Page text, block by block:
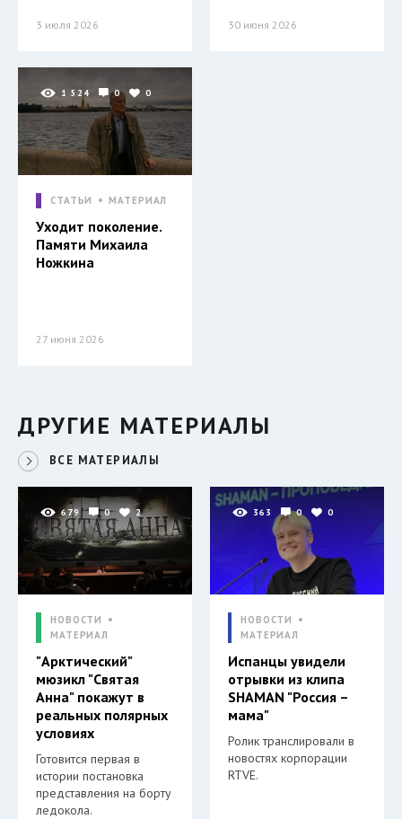
3 июля 2026 30 июня 2026
1 524 0 0
СТАТЬИ МАТЕРИАЛ
Уходит поколение.
Памяти Михаила
Ножкина
27 июня 2026
ДРУГИЕ МАТЕРИАЛЫ
ВСЕ МАТЕРИАЛЫ
679 0 2
НОВОСТИ
МАТЕРИАЛ
"Арктический"
мюзикл "Святая
Анна" покажут в
реальных полярных
условиях
Готовится первая в
истории постановка
представления на борту
ледокола.
363 0 0
НОВОСТИ
МАТЕРИАЛ
Испанцы увидели
отрывки из клипа
SHAMAN "Россия –
мама"
Ролик транслировали в
новостях корпорации
RTVE.